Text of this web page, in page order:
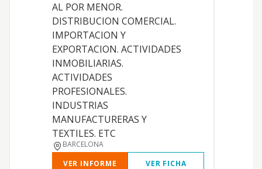
AL POR MENOR.
DISTRIBUCION COMERCIAL.
IMPORTACION Y
EXPORTACION. ACTIVIDADES
INMOBILIARIAS.
ACTIVIDADES
PROFESIONALES.
INDUSTRIAS
MANUFACTURERAS Y
TEXTILES. ETC
BARCELONA
VER INFORME
VER FICHA